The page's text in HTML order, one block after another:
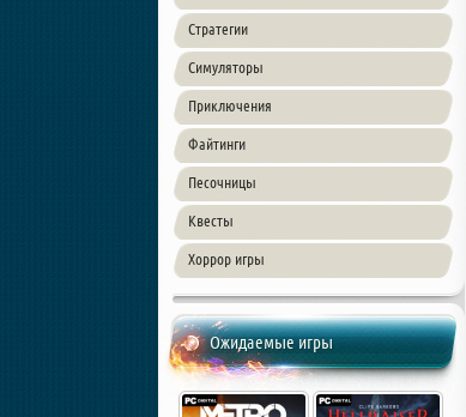
Стратегии
Симуляторы
Приключения
Файтинги
Песочницы
Квесты
Хоррор игры
Ожидаемые игры